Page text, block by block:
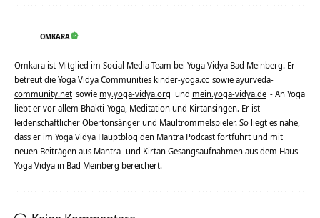
OMKARA
Omkara ist Mitglied im Social Media Team bei Yoga Vidya Bad Meinberg. Er
betreut die Yoga Vidya Communities kinder-yoga.cc sowieayurveda-
community.net sowie my.yoga-vidya.org und mein.yoga-vidya.de - An Yoga
liebt er vor allem Bhakti-Yoga, Meditation und Kirtansingen. Er ist
leidenschaftlicher Obertonsänger und Maultrommelspieler. So liegt es nahe,
dass er im Yoga Vidya Hauptblog den Mantra Podcast fortführt und mit
neuen Beiträgen aus Mantra- und Kirtan Gesangsaufnahmen aus dem Haus
Yoga Vidya in Bad Meinberg bereichert.